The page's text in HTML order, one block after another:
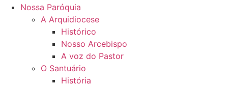
Nossa Paróquia
A Arquidiocese
Histórico
Nosso Arcebispo
A voz do Pastor
O Santuário
História